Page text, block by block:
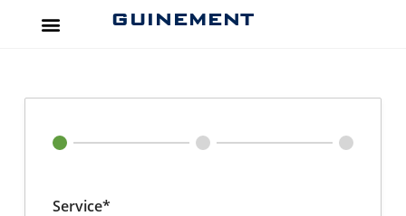
GUINEMENT
Service*